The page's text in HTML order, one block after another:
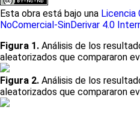
Esta obra está bajo una Licencia
NoComercial-SinDerivar 4.0
Figura 1. Análisis de los
aleatorizados que compararon
Figura 2. Análisis de los
aleatorizados que compararon